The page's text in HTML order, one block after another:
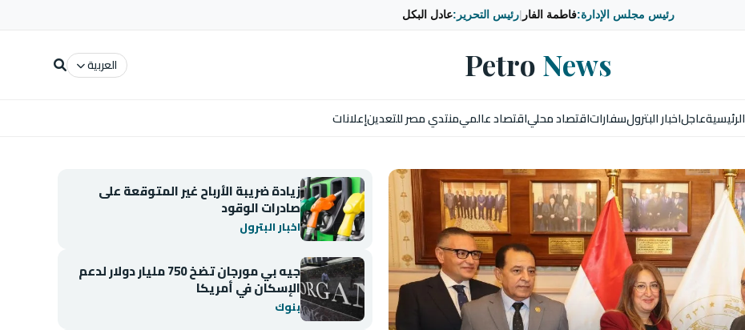
رئيس مجلس الإدارة:فاطمة الفار رئيس التحرير:عادل البكل
Petro News العربية
الرئيسيةعاجلاخبار البترولسفاراتاقتصاد محلياقتصاد عالميمنتدي مصر للتعدينإعلانات
زيادة ضريبة الأرباح غير المتوقعة على
صادرات الوقود
اخبار البترول
جيه بي مورجان تضخ 750 مليار دولار لدعم
الإسكان في أمريكا
بنوك